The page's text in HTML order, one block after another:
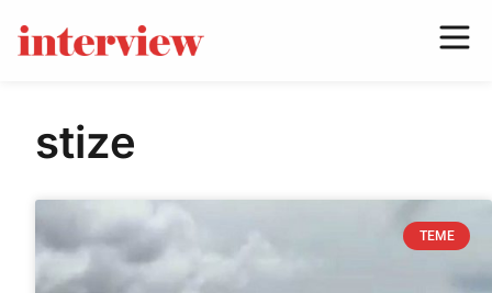
stize
TEME